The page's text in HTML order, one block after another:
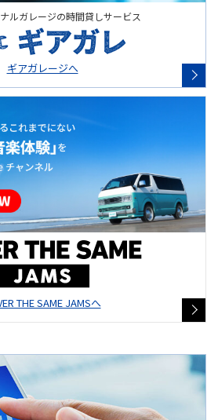
ルガレージの時間貸しサービス
ギアガレージへ
THE SAME JAMSへ